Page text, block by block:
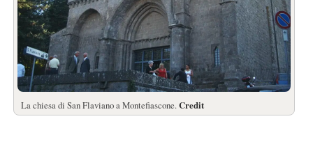
La chiesa di San Flaviano a Montefiascone.Credit